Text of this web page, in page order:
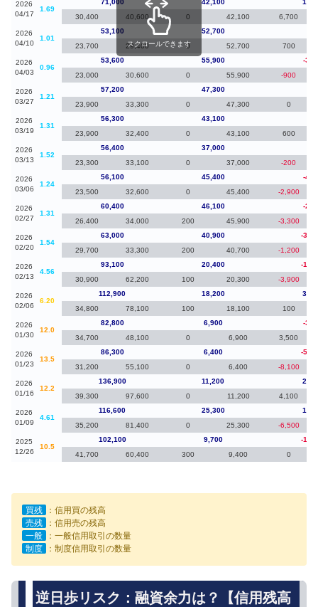
2026
04/17
1.69
71,000 42,100
30,400
40,600 0 42,100 6,700
2026
04/10
1.01
53,100 52,700
23,700
29,400 0 52,700 700
2026
04/03
0.96
53,600 55,900
-
23,000
30,600 0 55,900 -900
2026
03/27
1.21
57,200 47,300
23,900
33,300 0 47,300 0
2026
03/19
1.31
56,300 43,100
23,900
32,400 0 43,100 600
2026
03/13
1.52
56,400 37,000
23,300
33,100 0 37,000 -200
2026
03/06
1.24
56,100 45,400
-
23,500
32,600 0 45,400 -2,900
2026
02/27
1.31
60,400 46,100
-
26,400
34,000 200 45,900 -3,300
2026
02/20
1.54
63,000 40,900
-
29,700
33,300 200 40,700 -1,200
2026
02/13
4.56
93,100 20,400
-
30,900
62,200 100 20,300 -3,900
2026
02/06
6.20
112,900 18,200
34,800
78,100 100 18,100 100
2026
01/30
12.0
82,800 6,900
-
34,700
48,100 0 6,900 3,500
2026
01/23
13.5
86,300 6,400
-
31,200
55,100 0 6,400 -8,100
2026
01/16
12.2
136,900 11,200
39,300
97,600 0 11,200 4,100
2026
01/09
4.61
116,600 25,300
35,200
81,400 0 25,300 -6,500
2025
12/26
10.5
102,100 9,700
-
41,700
60,400 300 9,400 0
スクロールできます
買残
：信用買の残高
売残
：信用売の残高
一般
：一般信用取引の数量
制度
：制度信用取引の数量
逆日歩リスク：融資余力は？【信用残高